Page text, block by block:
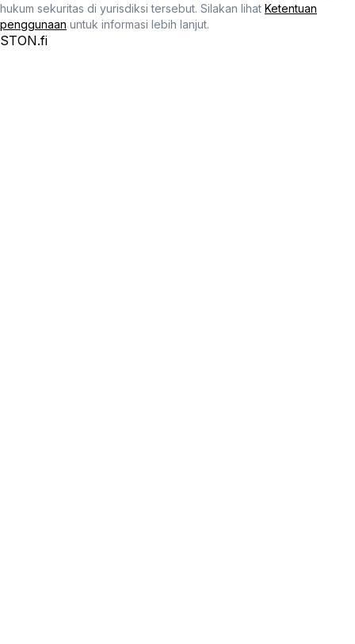
hukum sekuritas di yurisdiksi tersebut. Silakan lihat Ketentuan
penggunaan untuk informasi lebih lanjut.
STON.fi